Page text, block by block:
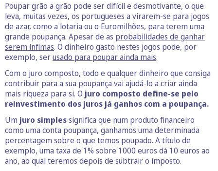
Poupar grão a grão pode ser difícil e desmotivante, o que
leva, muitas vezes, os portugueses a virarem-se para jogos
de azar, como a lotaria ou o Euromilhões, para terem uma
grande poupança. Apesar de as probabilidades de ganhar
serem ínfimas. O dinheiro gasto nestes jogos pode, por
exemplo, serusado para poupar ainda mais.
Com o juro composto, todo e qualquer dinheiro que consiga
contribuir para a sua poupança vai ajudá-lo a criar ainda
mais riqueza para si. O juro composto define-se pelo
reinvestimento dos juros já ganhos com a poupança.
Um juro simplessignifica que num produto financeiro
como uma conta poupança, ganhamos uma determinada
percentagem sobre o que temos poupado. A título de
exemplo, uma taxa de 1% sobre 1000 euros dá 10 euros ao
ano, ao qual teremos depois de subtrair o imposto.